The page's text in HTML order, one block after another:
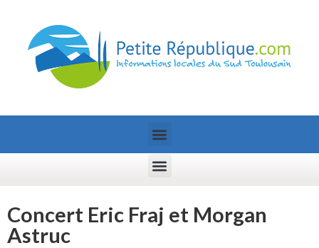
Concert Eric Fraj et Morgan
Astruc